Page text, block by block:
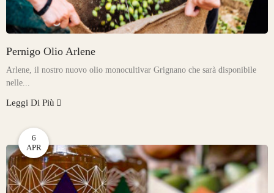
Pernigo Olio Arlene
Arlene, il nostro nuovo olio monocultivar Grignano che sarà disponibile
nelle...
Leggi Di Più
6
APR